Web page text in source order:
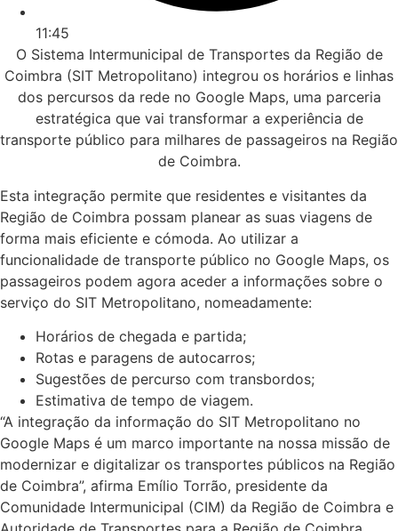
11:45
O Sistema Intermunicipal de Transportes da Região de
Coimbra (SIT Metropolitano) integrou os horários e linhas
dos percursos da rede no Google Maps, uma parceria
estratégica que vai transformar a experiência de
transporte público para milhares de passageiros na Região
de Coimbra.
Esta integração permite que residentes e visitantes da
Região de Coimbra possam planear as suas viagens de
forma mais eficiente e cómoda. Ao utilizar a
funcionalidade de transporte público no Google Maps, os
passageiros podem agora aceder a informações sobre o
serviço do SIT Metropolitano, nomeadamente:
Horários de chegada e partida;
Rotas e paragens de autocarros;
Sugestões de percurso com transbordos;
Estimativa de tempo de viagem.
“A integração da informação do SIT Metropolitano no
Google Maps é um marco importante na nossa missão de
modernizar e digitalizar os transportes públicos na Região
de Coimbra”, afirma Emílio Torrão, presidente da
Comunidade Intermunicipal (CIM) da Região de Coimbra e